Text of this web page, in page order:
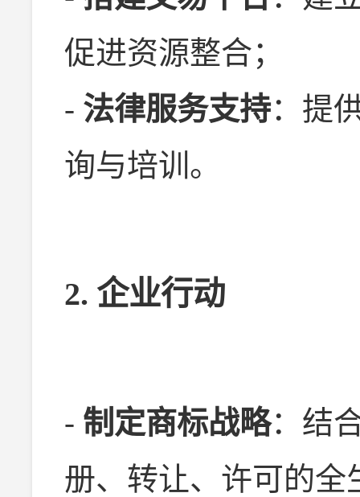
促进资源整合；
- 法律服务支持：提
询与培训。
2. 企业行动
- 制定商标战略：结
册、转让、许可的全